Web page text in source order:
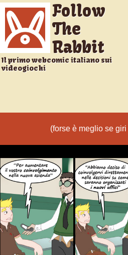
Follow
The
Rabbit
Il primo webcomic italiano sui
videogiochi